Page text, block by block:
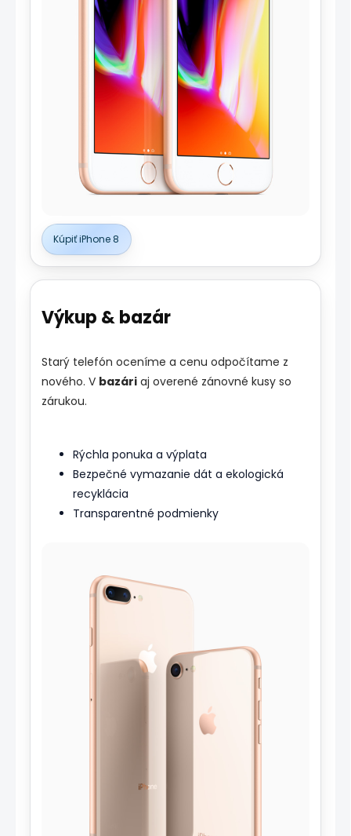
Kúpiť iPhone 8
Výkup & bazár
Starý telefón oceníme a cenu odpočítame z
nového. V bazáriaj overené zánovné kusy so
zárukou.
Rýchla ponuka a výplata
Bezpečné vymazanie dát a ekologická
recyklácia
Transparentné podmienky